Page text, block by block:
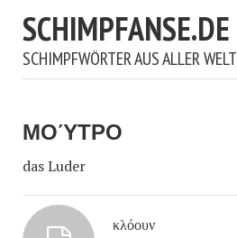
SCHIMPFANSE.DE
SCHIMPFWÖRTER AUS ALLER WELT
ΜΟΎΤΡΟ
das Luder
κλόουν